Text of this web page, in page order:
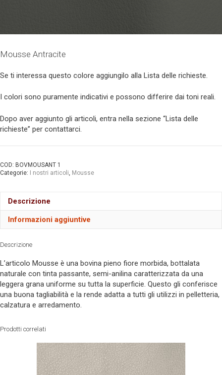
Mousse Antracite
Se ti interessa questo colore aggiungilo alla Lista delle richieste.
I colori sono puramente indicativi e possono differire dai toni reali.
Dopo aver aggiunto gli articoli, entra nella sezione “Lista delle
richieste” per contattarci.
COD: BOVMOUSANT 1
Categorie:
I nostri articoli, Mousse
Descrizione
Informazioni aggiuntive
Descrizione
L’articolo Mousse è una bovina pieno fiore morbida, bottalata
naturale con tinta passante, semi-anilina caratterizzata da una
leggera grana uniforme su tutta la superficie. Questo gli conferisce
una buona tagliabilità e la rende adatta a tutti gli utilizzi in pelletteria,
calzatura e arredamento.
Prodotti correlati